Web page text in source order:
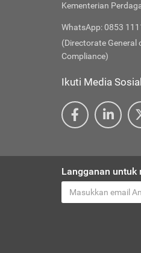
Kementerian
WhatsApp: 0853
(Directorate General
Compliance)
Ikuti Media
Langganan untuk